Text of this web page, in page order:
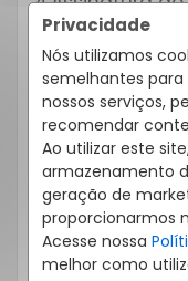
Privacidade
Nós utilizamos
semelhantes
nossos serviços,
recomendar
Ao utilizar este
armazenamento
geração de
proporcionarmos
Acesse nossa
melhor como
cláusulas bem
protege tanto
proprietário.
5.Vistoria do
chaves, uma
que o estado
corretamente.
A locação
detalhes, e
responsável